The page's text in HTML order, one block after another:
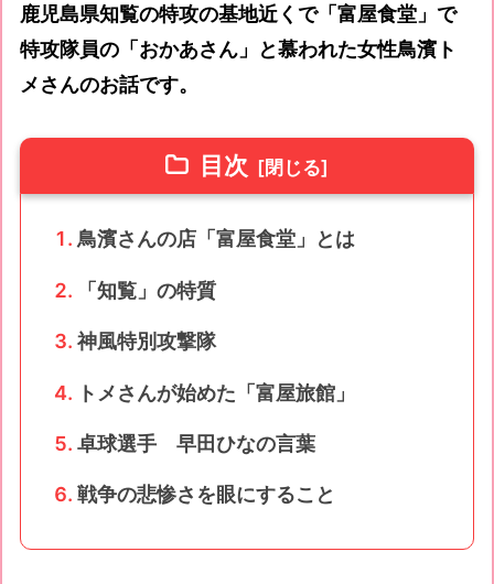
鹿児島県知覧の特攻の基地近くで「富屋食堂」で
特攻隊員の「おかあさん」と慕われた女性鳥濱ト
メさんのお話です。
目次
鳥濱さんの店「富屋食堂」とは
「知覧」の特質
神風特別攻撃隊
トメさんが始めた「富屋旅館」
卓球選手 早田ひなの言葉
戦争の悲惨さを眼にすること